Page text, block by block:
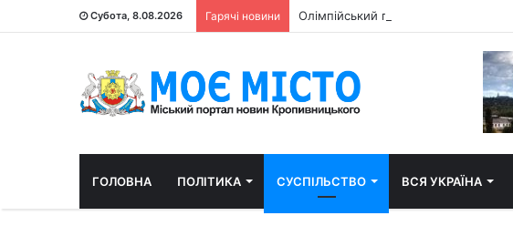
Субота, 8.08.2026 Гарячі новини Олімпійський прапор замайорів у
ГОЛОВНА ПОЛІТИКА СУСПІЛЬСТВО ВСЯ УКРАЇНА